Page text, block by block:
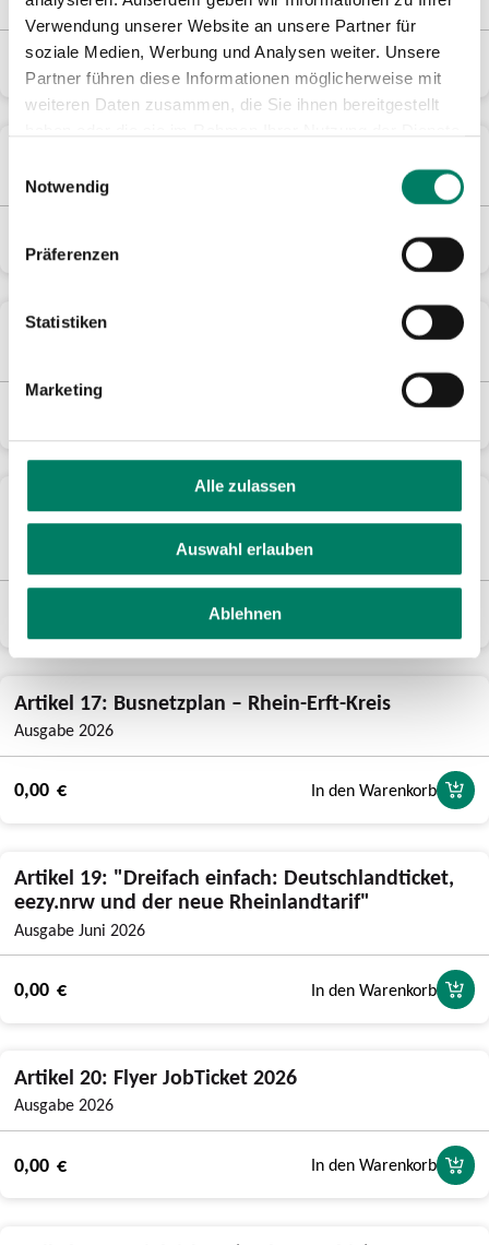
Verwendung unserer Website an unsere Partner für
soziale Medien, Werbung und Analysen weiter. Unsere
Partner führen diese Informationen möglicherweise mit
weiteren Daten zusammen, die Sie ihnen bereitgestellt
Notwendig
Präferenzen
Statistiken
Marketing
Alle zulassen
Auswahl erlauben
Ablehnen
0,00 € In den Warenkorb
Ausgabe 2026
In den Warenkorb
Artikel 15: Busnetzplan – Oberbergischer Kreis
In den Warenkorb
Artikel 16: Busnetzplan – Rheinisch-Bergischer
Kreis
Artikel 17: Busnetzplan – Rhein-Erft-Kreis
Ausgabe 2026
0,00 € In den Warenkorb
Artikel 19: "Dreifach einfach: Deutschlandticket,
eezy.nrw und der neue Rheinlandtarif"
Ausgabe Juni 2026
0,00 € In den Warenkorb
Artikel 20: Flyer JobTicket 2026
Ausgabe 2026
0,00 € In den Warenkorb